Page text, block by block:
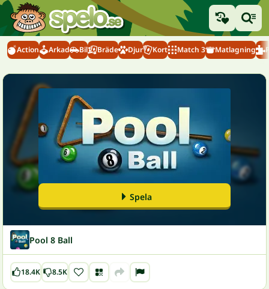
Action Arkad Bil Bräde Djur Kort Match 3 Matlagning
Spela
Pool 8 Ball
18.4K 8.5K